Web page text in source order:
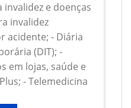
invalidez e doenças
invalidez
acidente; - Diária
(DIT); -
em lojas, saúde e
- Telemedicina